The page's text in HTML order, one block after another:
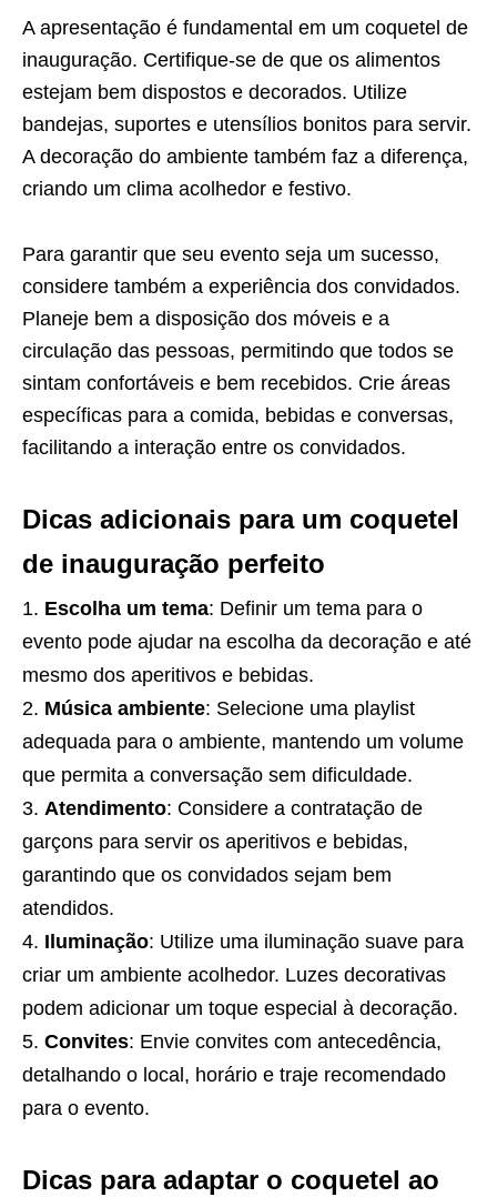
A apresentação é fundamental em um coquetel de
inauguração. Certifique-se de que os alimentos
estejam bem dispostos e decorados. Utilize
bandejas, suportes e utensílios bonitos para servir.
A decoração do ambiente também faz a diferença,
criando um clima acolhedor e festivo.
Para garantir que seu evento seja um sucesso,
considere também a experiência dos convidados.
Planeje bem a disposição dos móveis e a
circulação das pessoas, permitindo que todos se
sintam confortáveis e bem recebidos. Crie áreas
específicas para a comida, bebidas e conversas,
facilitando a interação entre os convidados.
Dicas adicionais para um coquetel
de inauguração perfeito
Escolha um tema: Definir um tema para o
evento pode ajudar na escolha da decoração e até
mesmo dos aperitivos e bebidas.
Música ambiente: Selecione uma playlist
adequada para o ambiente, mantendo um volume
que permita a conversação sem dificuldade.
Atendimento: Considere a contratação de
garçons para servir os aperitivos e bebidas,
garantindo que os convidados sejam bem
atendidos.
Iluminação: Utilize uma iluminação suave para
criar um ambiente acolhedor. Luzes decorativas
podem adicionar um toque especial à decoração.
Convites: Envie convites com antecedência,
detalhando o local, horário e traje recomendado
para o evento.
Dicas para adaptar o coquetel ao